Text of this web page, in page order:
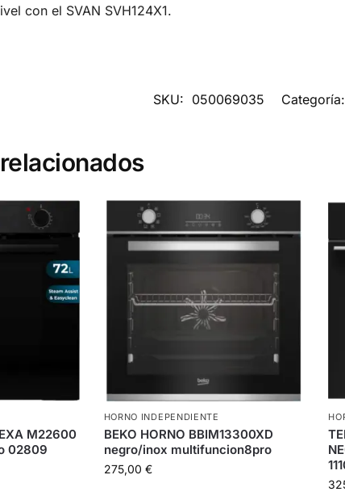
con el SVAN SVH124X1.
SKU: 050069035 Categoría:
M22600
02809
HORNO INDEPENDIENTE
BEKO HORNO BBIM13300XD
negro/inox multifuncion8pro
275,00 €